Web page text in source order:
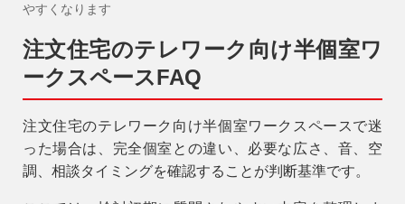
やすくなります
注文住宅のテレワーク向け半個室ワ
ークスペースFAQ
注文住宅のテレワーク向け半個室ワークスペースで迷
った場合は、完全個室との違い、必要な広さ、音、空
調、相談タイミングを確認することが判断基準です。